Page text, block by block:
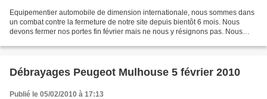
Equipementier automobile de dimension internationale, nous sommes dans
un combat contre la fermeture de notre site depuis bientôt 6 mois. Nous
devons fermer nos portes fin février mais ne nous y résignons pas. Nous
Débrayages Peugeot Mulhouse 5 février 2010
Publié le 05/02/2010 à 17:13